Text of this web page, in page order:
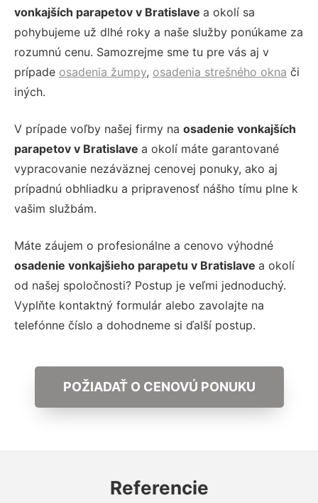
vonkajších parapetov v Bratislave a okolí sa
pohybujeme už dlhé roky a naše služby ponúkame za
rozumnú cenu. Samozrejme sme tu pre vás aj v
prípade osadenia žumpy, osadenia strešného okna či
iných.
V prípade voľby našej firmy na osadenie vonkajších
parapetov v Bratislave a okolí máte garantované
vypracovanie nezáväznej cenovej ponuky, ako aj
prípadnú obhliadku a pripravenosť nášho tímu plne k
vašim službám.
Máte záujem o profesionálne a cenovo výhodné
osadenie vonkajšieho parapetu v Bratislave a okolí
od našej spoločnosti? Postup je veľmi jednoduchý.
Vyplňte kontaktný formulár alebo zavolajte na
telefónne číslo a dohodneme si ďalší postup.
POŽIADAŤ O CENOVÚ PONUKU
Referencie